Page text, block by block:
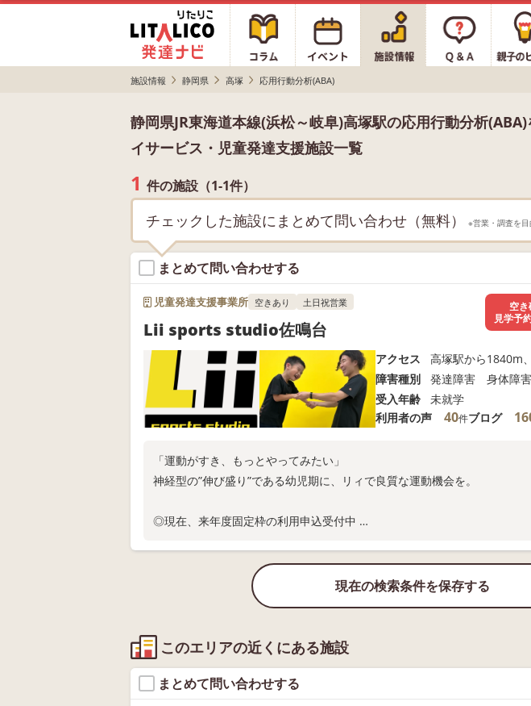
施設情報 静岡県 高塚 応用行動分析(ABA)
静岡県JR東海道本線(浜松～岐阜)高塚駅の応用行動分析
イサービス・児童発達支援施設一覧
1 件の施設（1-1件）
チェックした施設にまとめて問い合わせ（無料） ※営業・調査を
まとめて問い合わせする
児童発達支援事業所 空きあり 土日祝営業
Lii sports studio佐鳴台
アクセス
高塚駅から1840m
障害種別
発達障害 身体障
受入年齢
未就学
利用者の声
40件ブログ
「運動がすき、もっとやってみたい」
神経型の”伸び盛り”である幼児期に、リィで良質な運動機会を。
◎現在、来年度固定枠の利用申込受付中
お電話またはWEB問い合わせにてお問い合わせください。
空き
見学予
現在の検索条件を保存する
このエリアの近くにある施設
まとめて問い合わせする